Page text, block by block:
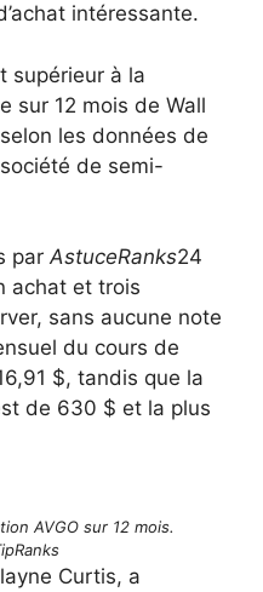
intéressante.
supérieur à la
sur 12 mois de Wall
les données de
de semi-
parAstuceRanks24
achat et trois
sans aucune note
du cours de
$, tandis que la
de 630 $ et la plus
AVGO sur 12 mois.
Curtis, a